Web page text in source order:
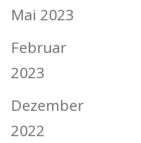
Mai 2023
Februar
2023
Dezember
2022